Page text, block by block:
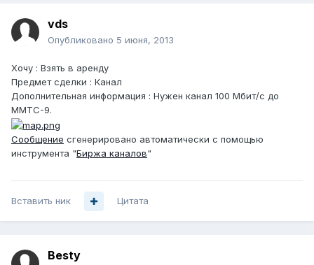
vds
Опубликовано 5 июня, 2013
Хочу : Взять в аренду
Предмет сделки : Канал
Дополнительная информация : Нужен канал 100 Мбит/с до
ММТС-9.
Сообщение сгенерировано автоматически с помощью
инструмента "Биржа каналов"
Вставить ник Цитата
Besty